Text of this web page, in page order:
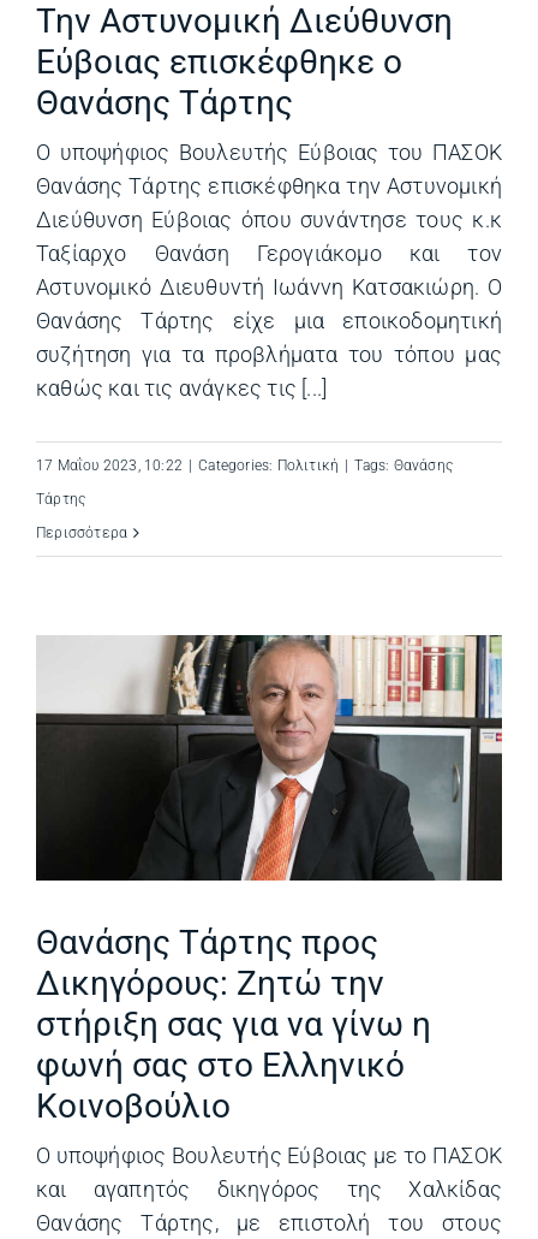
Την Αστυνομική Διεύθυνση
Εύβοιας επισκέφθηκε ο
Θανάσης Τάρτης
Ο υποψήφιος Βουλευτής Εύβοιας του ΠΑΣΟΚ
Θανάσης Τάρτης επισκέφθηκα την Αστυνομική
Διεύθυνση Εύβοιας όπου συνάντησε τους κ.κ
Ταξίαρχο Θανάση Γερογιάκομο και τον
Αστυνομικό Διευθυντή Ιωάννη Κατσακιώρη. Ο
Θανάσης Τάρτης είχε μια εποικοδομητική
συζήτηση για τα προβλήματα του τόπου μας
καθώς και τις ανάγκες τις [...]
17 Μαΐου 2023, 10:22 Categories: Πολιτική Tags: Θανάσης
Τάρτης
Περισσότερα
Θανάσης Τάρτης προς
Δικηγόρους: Ζητώ την
στήριξη σας για να γίνω η
φωνή σας στο Ελληνικό
Κοινοβούλιο
Ο υποψήφιος Βουλευτής Εύβοιας με το ΠΑΣΟΚ
και αγαπητός δικηγόρος της Χαλκίδας
Θανάσης Τάρτης, με επιστολή του στους